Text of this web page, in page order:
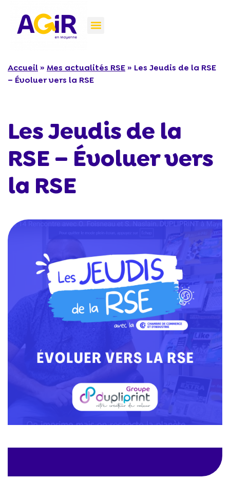
Accueil » Mes actualités RSE » Les Jeudis de la RSE
– Évoluer vers la RSE
Les Jeudis de la
RSE – Évoluer vers
la RSE